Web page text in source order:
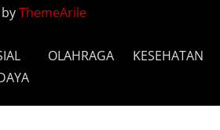
byThemeArile
OLAHRAGA KESEHATAN